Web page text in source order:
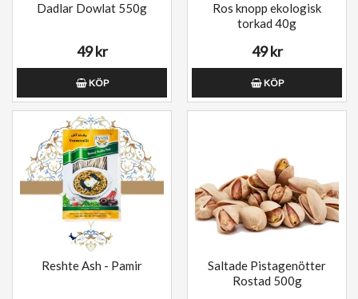
Dadlar Dowlat 550g
49 kr
KÖP
Ros knopp ekologisk
torkad 40g
49 kr
KÖP
Reshte Ash - Pamir
Saltade Pistagenötter
Rostad 500g